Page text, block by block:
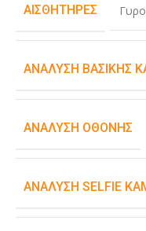
ΑΙΣΘΗΤΉΡΕΣ
ΑΝΆΛΥΣΗ ΒΑΣΙΚΉΣ
ΑΝΆΛΥΣΗ ΟΘΌΝΗΣ
ΑΝΆΛΥΣΗ SELFIE